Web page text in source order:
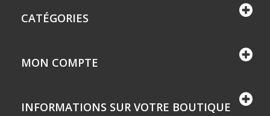
CATÉGORIES
MON COMPTE
INFORMATIONS SUR VOTRE BOUTIQUE